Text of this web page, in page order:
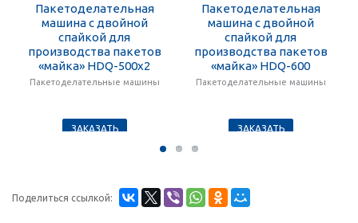
Пакетоделательная
машина с двойной
спайкой для
производства пакетов
«майка» HDQ-500x2
Пакетоделательные машины
ЗАКАЗАТЬ
Пакетоделательная
машина с двойной
спайкой для
производства пакетов
«майка» HDQ-600
Пакетоделательные машины
ЗАКАЗАТЬ
Поделиться ссылкой: